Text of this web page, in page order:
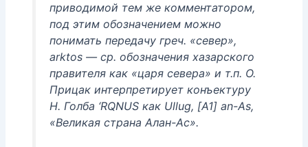
приводимой тем же комментатором,
под этим обозначением можно
понимать передачу греч. «север»,
arktos — ср. обозначения хазарского
правителя как «царя севера» и т.п. О.
Прицак интерпретирует конъектуру
Н. Голба ‘RQNUS как Ullug, [А1] an-As,
«Великая страна Алан-Ас».